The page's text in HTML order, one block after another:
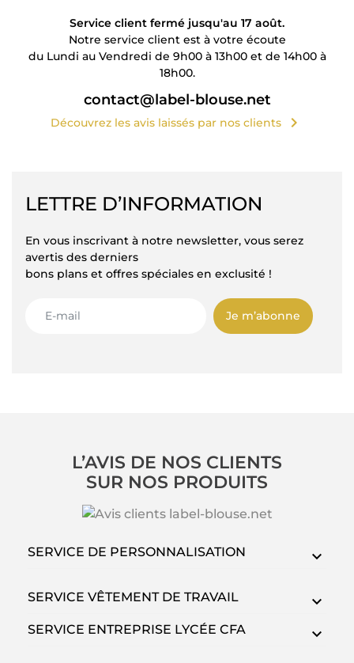
Service client fermé jusqu'au 17 août.
Notre service client est à votre écoute
du Lundi au Vendredi de 9h00 à 13h00 et de 14h00 à
18h00.
contact@label-blouse.net
Découvrez les avis laissés par nos clients chevron_right
LETTRE D’INFORMATION
En vous inscrivant à notre newsletter, vous serez
avertis des derniers
bons plans et offres spéciales en exclusité !
Je m’abonne
L’AVIS DE NOS CLIENTS
SUR NOS PRODUITS
SERVICE DE PERSONNALISATION
SERVICE VÊTEMENT DE TRAVAIL
SERVICE ENTREPRISE LYCÉE CFA